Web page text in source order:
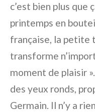
c’est bien plus que
printemps en
française, la petite
transforme
moment de plaisir
des yeux ronds,
Germain. Il n’y a